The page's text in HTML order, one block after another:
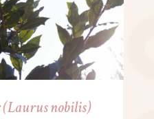
nobilis)